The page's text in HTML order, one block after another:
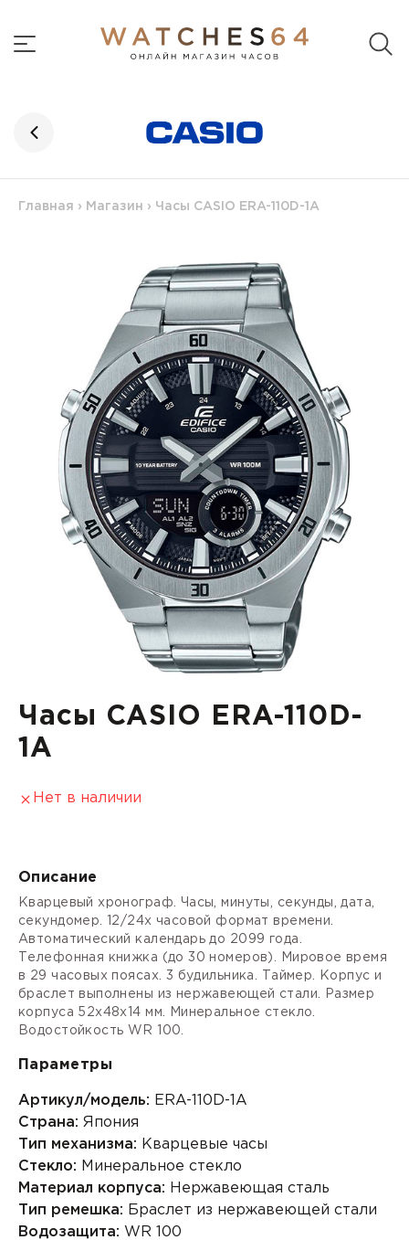
Главная › Магазин › Часы CASIO ERA-110D-1A
Часы CASIO ERA-110D-
1A
Нет в наличии
Описание
Кварцевый хронограф. Часы, минуты, секунды, дата,
секундомер. 12/24х часовой формат времени.
Автоматический календарь до 2099 года.
Телефонная книжка (до 30 номеров). Мировое время
в 29 часовых поясах. 3 будильника. Таймер. Корпус и
браслет выполнены из нержавеющей стали. Размер
корпуса 52х48х14 мм. Минеральное стекло.
Водостойкость WR 100.
Параметры
Артикул/модель: ERA-110D-1A
Страна: Япония
Тип механизма: Кварцевые часы
Стекло: Минеральное стекло
Материал корпуса: Нержавеющая сталь
Тип ремешка: Браслет из нержавеющей стали
Водозащита: WR 100